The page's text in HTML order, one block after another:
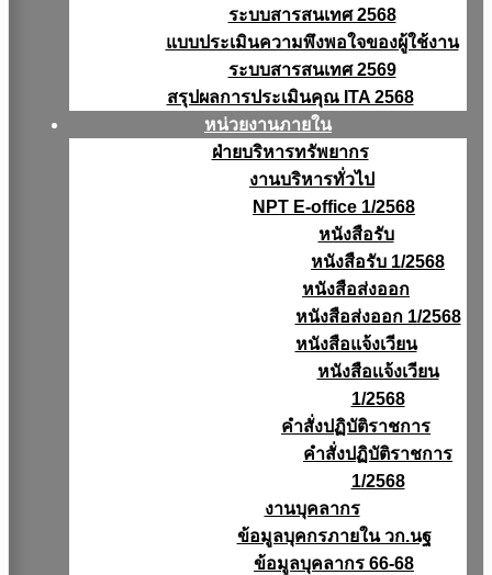
ระบบสารสนเทศ 2568
แบบประเมินความพึงพอใจของผู้ใช้งาน
ระบบสารสนเทศ 2569
สรุปผลการประเมินคุณ ITA 2568
หน่วยงานภายใน
ฝ่ายบริหารทรัพยากร
งานบริหารทั่วไป
NPT E-office 1/2568
หนังสือรับ
หนังสือรับ 1/2568
หนังสือส่งออก
หนังสือส่งออก 1/2568
หนังสือแจ้งเวียน
หนังสือเเจ้งเวียน
1/2568
คำสั่งปฏิบัติราชการ
คำสั่งปฏิบัติราชการ
1/2568
งานบุคลากร
ข้อมูลบุคกรภายใน วก.นฐ
ข้อมูลบุคลากร 66-68